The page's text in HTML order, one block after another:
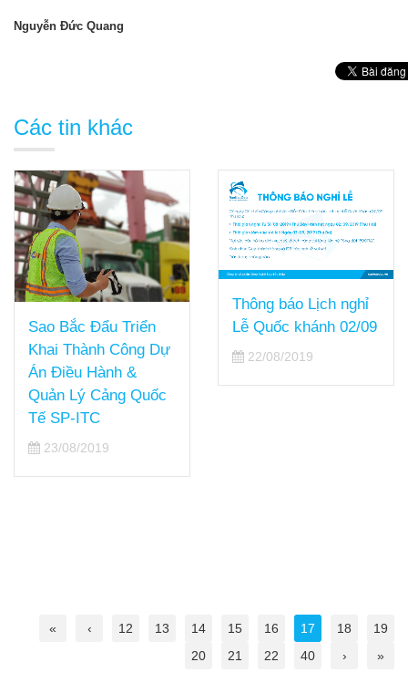
Nguyễn Đức Quang
Các tin khác
Sao Bắc Đẩu Triển
Khai Thành Công Dự
Án Điều Hành &
Quản Lý Cảng Quốc
Tế SP-ITC
23/08/2019
Thông báo Lịch nghỉ
Lễ Quốc khánh 02/09
22/08/2019
« ‹ 12 13 14 15 16 17 18
19
20
21 22 40 › »